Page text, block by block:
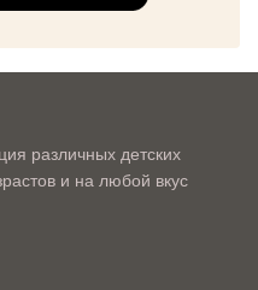
различных детских
и на любой вкус